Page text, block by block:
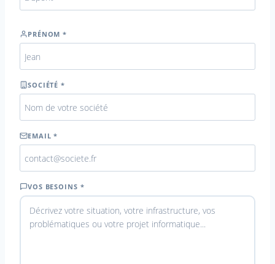
PRÉNOM *
SOCIÉTÉ *
EMAIL *
VOS BESOINS *